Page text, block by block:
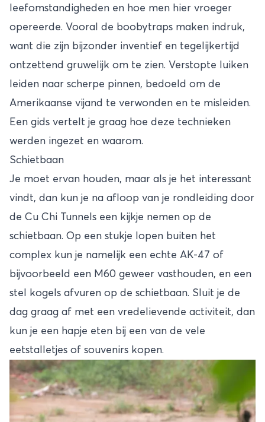
leefomstandigheden en hoe men hier vroeger
opereerde. Vooral de boobytraps maken indruk,
want die zijn bijzonder inventief en tegelijkertijd
ontzettend gruwelijk om te zien. Verstopte luiken
leiden naar scherpe pinnen, bedoeld om de
Amerikaanse vijand te verwonden en te misleiden.
Een gids vertelt je graag hoe deze technieken
werden ingezet en waarom.
Schietbaan
Je moet ervan houden, maar als je het interessant
vindt, dan kun je na afloop van je rondleiding door
de Cu Chi Tunnels een kijkje nemen op de
schietbaan. Op een stukje lopen buiten het
complex kun je namelijk een echte AK-47 of
bijvoorbeeld een M60 geweer vasthouden, en een
stel kogels afvuren op de schietbaan. Sluit je de
dag graag af met een vredelievende activiteit, dan
kun je een hapje eten bij een van de vele
eetstalletjes of souvenirs kopen.